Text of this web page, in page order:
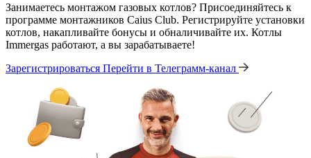
Занимаетесь монтажом газовых котлов? Присоединяйтесь к
программе монтажников Caius Club. Регистрируйте установки
котлов, накапливайте бонусы и обналичивайте их. Котлы
Immergas работают, а вы зарабатываете!
Зарегистрироваться Перейти в Телеграмм-канал